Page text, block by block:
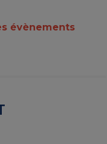
évènements